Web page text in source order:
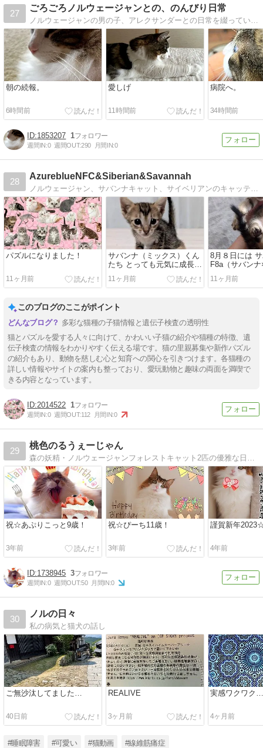
27
ごろごろノルウェージャンとの、のんびり日常
ノルウェージャンの男の子、アレクサンダーとの日常を綴っています。
朝の続報。
6時間前
愛しげ
11時間前
病院へ。
34時間前
1853207 1
週間IN:0 週間OUT:290 月間IN:0
28
AzureblueNFC&Siberian&Savannah
ノルウェージャン、サバンナキャット、サイベリアンのキャッテリーです。ヨーロッパから来てくれた親猫たちによりすばらしい子猫が生まれています。
パズルになりました！
11ヶ月前
サバンナ（ミックス）くん
たち とっても元気に成長し
ています。
11ヶ月前
8月８日には
F8a（サバン
子猫が生まれ
11ヶ月前
このブログのここがポイント
多彩な猫種の子猫情報と遺伝子検査の透明性
猫とパズルを愛する人々に向けて、かわいい子猫の紹介や猫種の特徴、遺
伝子検査の情報をわかりやすく伝える場です。猫の里親募集や新作パズル
の紹介もあり、動物を慈しむ心と知育への関心を引きつけます。各猫種の
詳しい情報やサイトの案内も整っており、愛玩動物と趣味の両面を満喫で
きる内容となっています。
2014522 1
週間IN:0 週間OUT:112 月間IN:0
29
桃色のるうぇーじゃん
森の妖精・ノルウェージャンフォレストキャット2匹の優雅な日常…と思いきや、猫の皮をかぶったタヌキと子ザルの奮闘記。
祝☆あぷりこっと9歳！
3年前
祝☆ぴーち11歳！
3年前
謹賀新年
4年前
1738945 3
週間IN:0 週間OUT:50 月間IN:0
30
ノルの日々
私の病気と猫犬の話し
ご無沙汰してました…
40日前
REALIVE
3ヶ月前
実感ワクワク…
4ヶ月前
#睡眠障害 #可愛い #猫動画 #線維筋痛症